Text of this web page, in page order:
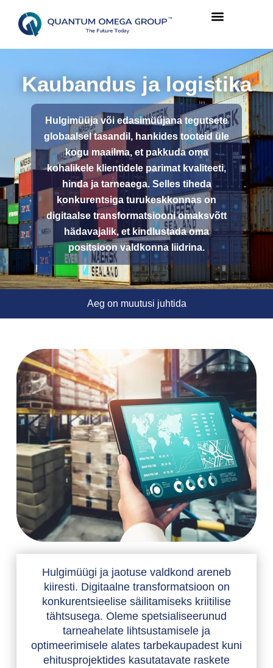
Kaubandus ja logistika
Hulgimüüja või edasimüüjana tegutsete
globaalsel tasandil, hankides tooteid üle
kogu maailma, et pakkuda oma
kohalikele klientidele parimat kvaliteeti,
hinda ja tarneaega. Selles tiheda
konkurentsiga turukeskkonnas on
digitaalse transformatsiooni omaksvõtt
hädavajalik, et kindlustada oma
positsioon valdkonna liidrina.
Aeg on muutusi juhtida
Hulgimüügi ja jaotuse valdkond areneb
kiiresti. Digitaalne transformatsioon on
konkurentsieelise säilitamiseks kriitilise
tähtsusega. Oleme spetsialiseerunud
tarneahelate lihtsustamisele ja
optimeerimisele alates tarbekaupadest kuni
ehitusprojektides kasutatavate raskete